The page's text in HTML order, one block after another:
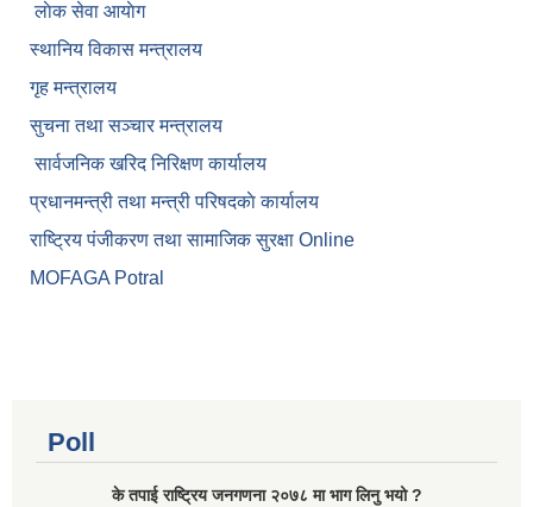
लाेक सेवा आयाेग
स्थानिय विकास मन्त्रालय
गृह मन्त्रालय
सुचना तथा सञ्चार मन्त्रालय
सार्वजनिक खरिद निरिक्षण कार्यालय
प्रधानमन्त्री तथा मन्त्री परिषदकाे कार्यालय
राष्ट्रिय पंजीकरण तथा सामाजिक सुरक्षा Online
MOFAGA Potral
Poll
के तपाई राष्ट्रिय जनगणना २०७८ मा भाग लिनु भयो ?